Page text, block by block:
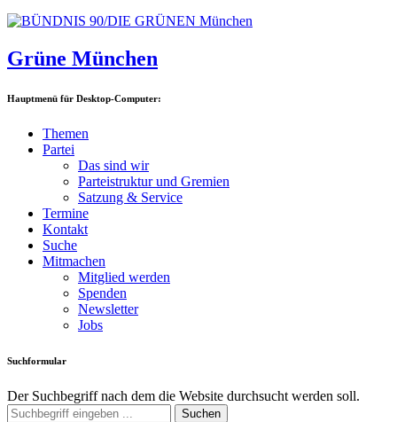
Grüne München
Hauptmenü für Desktop-Computer:
Themen
Partei
Das sind wir
Parteistruktur und Gremien
Satzung & Service
Termine
Kontakt
Suche
Mitmachen
Mitglied werden
Spenden
Newsletter
Jobs
Suchformular
Der Suchbegriff nach dem die Website durchsucht werden soll.
Suchen